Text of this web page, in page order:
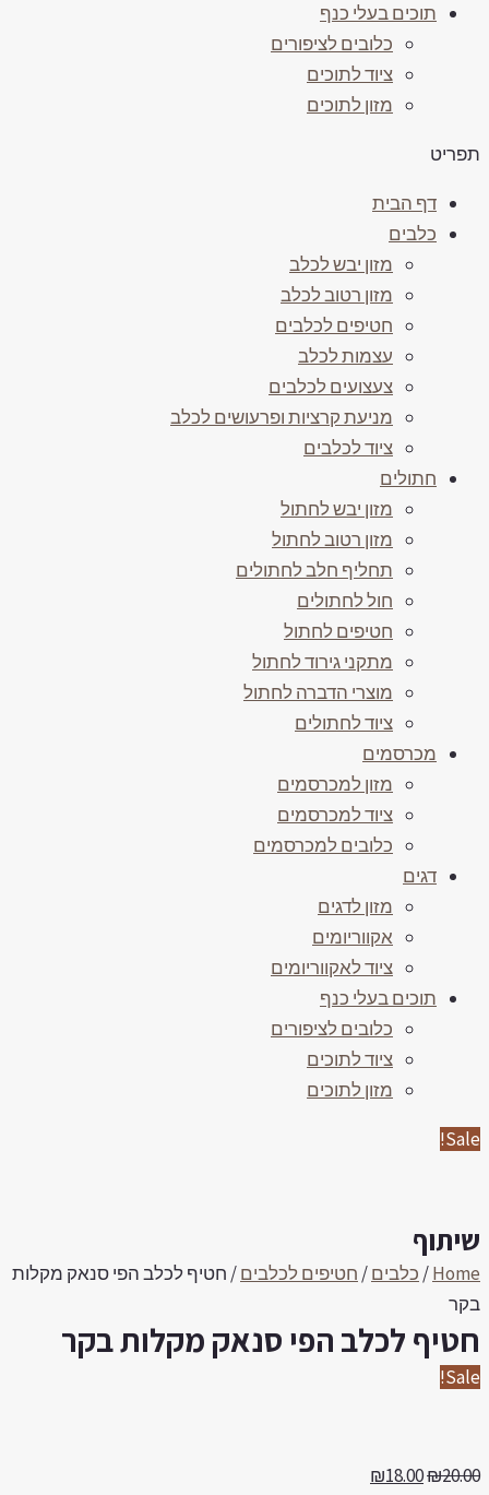
תוכים בעלי כנף
כלובים לציפורים
ציוד לתוכים
מזון לתוכים
דף הבית
כלבים
מזון יבש לכלב
מזון רטוב לכלב
חטיפים לכלבים
עצמות לכלב
צעצועים לכלבים
מניעת קרציות ופרעושים לכלב
ציוד לכלבים
חתולים
מזון יבש לחתול
מזון רטוב לחתול
תחליף חלב לחתולים
חול לחתולים
חטיפים לחתול
מתקני גירוד לחתול
מוצרי הדברה לחתול
ציוד לחתולים
מכרסמים
מזון למכרסמים
ציוד למכרסמים
כלובים למכרסמים
דגים
מזון לדגים
אקווריומים
ציוד לאקווריומים
תוכים בעלי כנף
כלובים לציפורים
ציוד לתוכים
מזון לתוכים
/כלבים/חטיפים לכלבים/ חטיף לכלב הפי סנאק מקלות
לכלב הפי סנאק מקלות בקר
₪
₪18.00